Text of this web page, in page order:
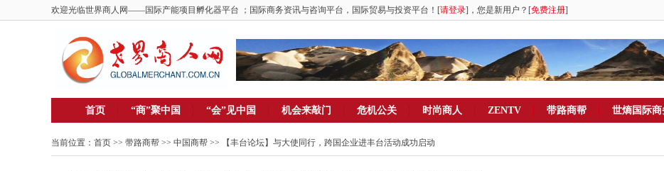
欢迎光临世界商人网——国际产能项目孵化器平台 ；国际商务资讯与咨询平台，国际贸易与投资平台！[请登录]，您是新用户？[免费注册]
首页 “商”聚中国 “会”见中国 机会来敲门 危机公关 时尚商人 ZENTV 带路商帮 世熵国际商
当前位置： 首页 >> 带路商帮 >> 中国商帮 >> 【丰台论坛】与大使同行，跨国企业进丰台活动成功启动